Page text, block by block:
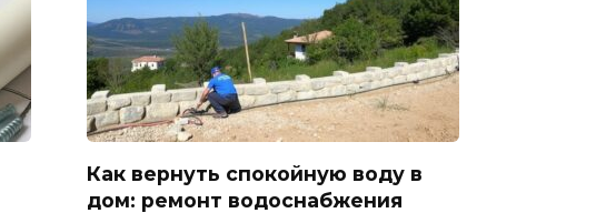
Как вернуть спокойную воду в
дом: ремонт водоснабжения